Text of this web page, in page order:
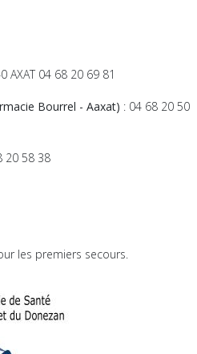
04 68 20 69 81
Bourrel - Aaxat) : 04 68 20 50
20 58 38
les premiers secours.